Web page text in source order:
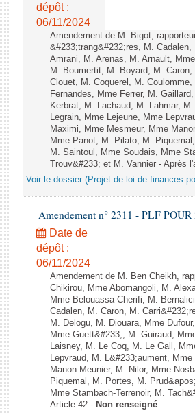
dépôt :
06/11/2024
Amendement de M. Bigot,
&#233;trang&#232;res, M.
Amrani, M. Arenas, M. Arnault,
M. Boumertit, M. Boyard, M.
Clouet, M. Coquerel, M.
Fernandes, Mme Ferrer, M.
Kerbrat, M. Lachaud, M. Lahmar,
Legrain, Mme Lejeune, Mme
Maximi, Mme Mesmeur, Mme
Mme Panot, M. Pilato, M.
M. Saintoul, Mme Soudais, Mme
Trouv&#233; et M. Vannier - Après
Voir le dossier (Projet de loi de finances
Amendement n° 2311 - PLF POUR
Date de
dépôt :
06/11/2024
Amendement de M. Ben Cheikh,
Chikirou, Mme Abomangoli, M.
Mme Belouassa-Cherifi, M.
Cadalen, M. Caron, M.
M. Delogu, M. Diouara, Mme
Mme Guett&#233;, M. Guiraud,
Laisney, M. Le Coq, M. Le Gall,
Lepvraud, M. L&#233;aument,
Manon Meunier, M. Nilor, Mme
Piquemal, M. Portes, M.
Mme Stambach-Terrenoir, M.
Article 42 - Non renseigné